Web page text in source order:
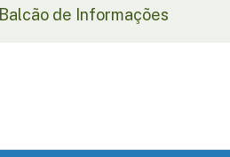
Balcão de Informações